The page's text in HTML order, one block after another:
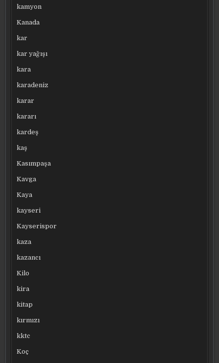
kamyon
Kanada
kar
kar yağışı
kara
karadeniz
karar
kararı
kardeş
kaş
Kasımpaşa
Kavga
Kaya
kayseri
Kayserispor
kaza
kazancı
Kilo
kira
kitap
kırmızı
kktc
Koç